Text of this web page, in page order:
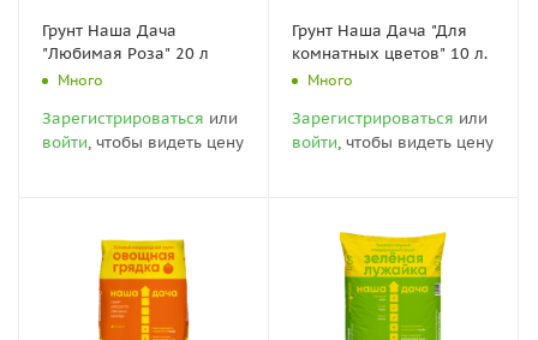
Грунт Наша Дача
"Любимая Роза" 20 л
Много
Зарегистрироваться или
войти, чтобы видеть цену
Грунт Наша Дача "Для
комнатных цветов" 10 л.
Много
Зарегистрироваться или
войти, чтобы видеть цену